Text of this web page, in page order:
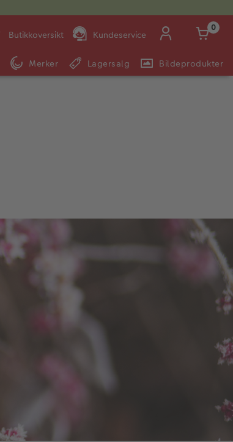
Butikkoversikt Kundeservice
Man -
09:00 -
14:00 -
0
Merker Lagersalg Bildeprodukter